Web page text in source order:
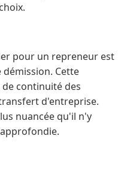
pour un repreneur est
Cette
continuité des
d'entreprise.
nuancée qu'il n'y